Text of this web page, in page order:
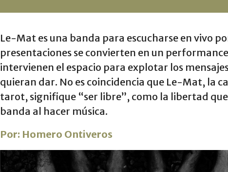
Le-Mat es una banda para escucharse en vivo
presentaciones se convierten en un
intervienen el espacio para explotar los
quieran dar. No es coincidencia que Le-Mat, la
tarot, signifique “ser libre”, como la libertad que
banda al hacer música.
Por: Homero Ontiveros